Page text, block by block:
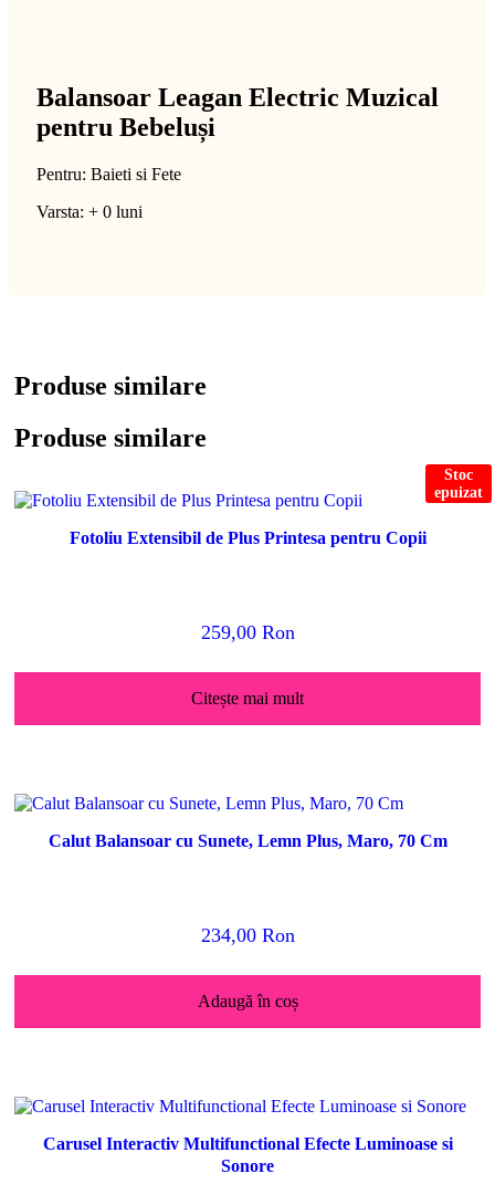
Balansoar Leagan Electric Muzical
pentru Bebeluși
Pentru: Baieti si Fete
Varsta: + 0 luni
Produse similare
Produse similare
Stoc
epuizat
Fotoliu Extensibil de Plus Printesa pentru Copii
259,00 Ron
Citește mai mult
Calut Balansoar cu Sunete, Lemn Plus, Maro, 70 Cm
234,00 Ron
Adaugă în coș
Carusel Interactiv Multifunctional Efecte Luminoase si
Sonore